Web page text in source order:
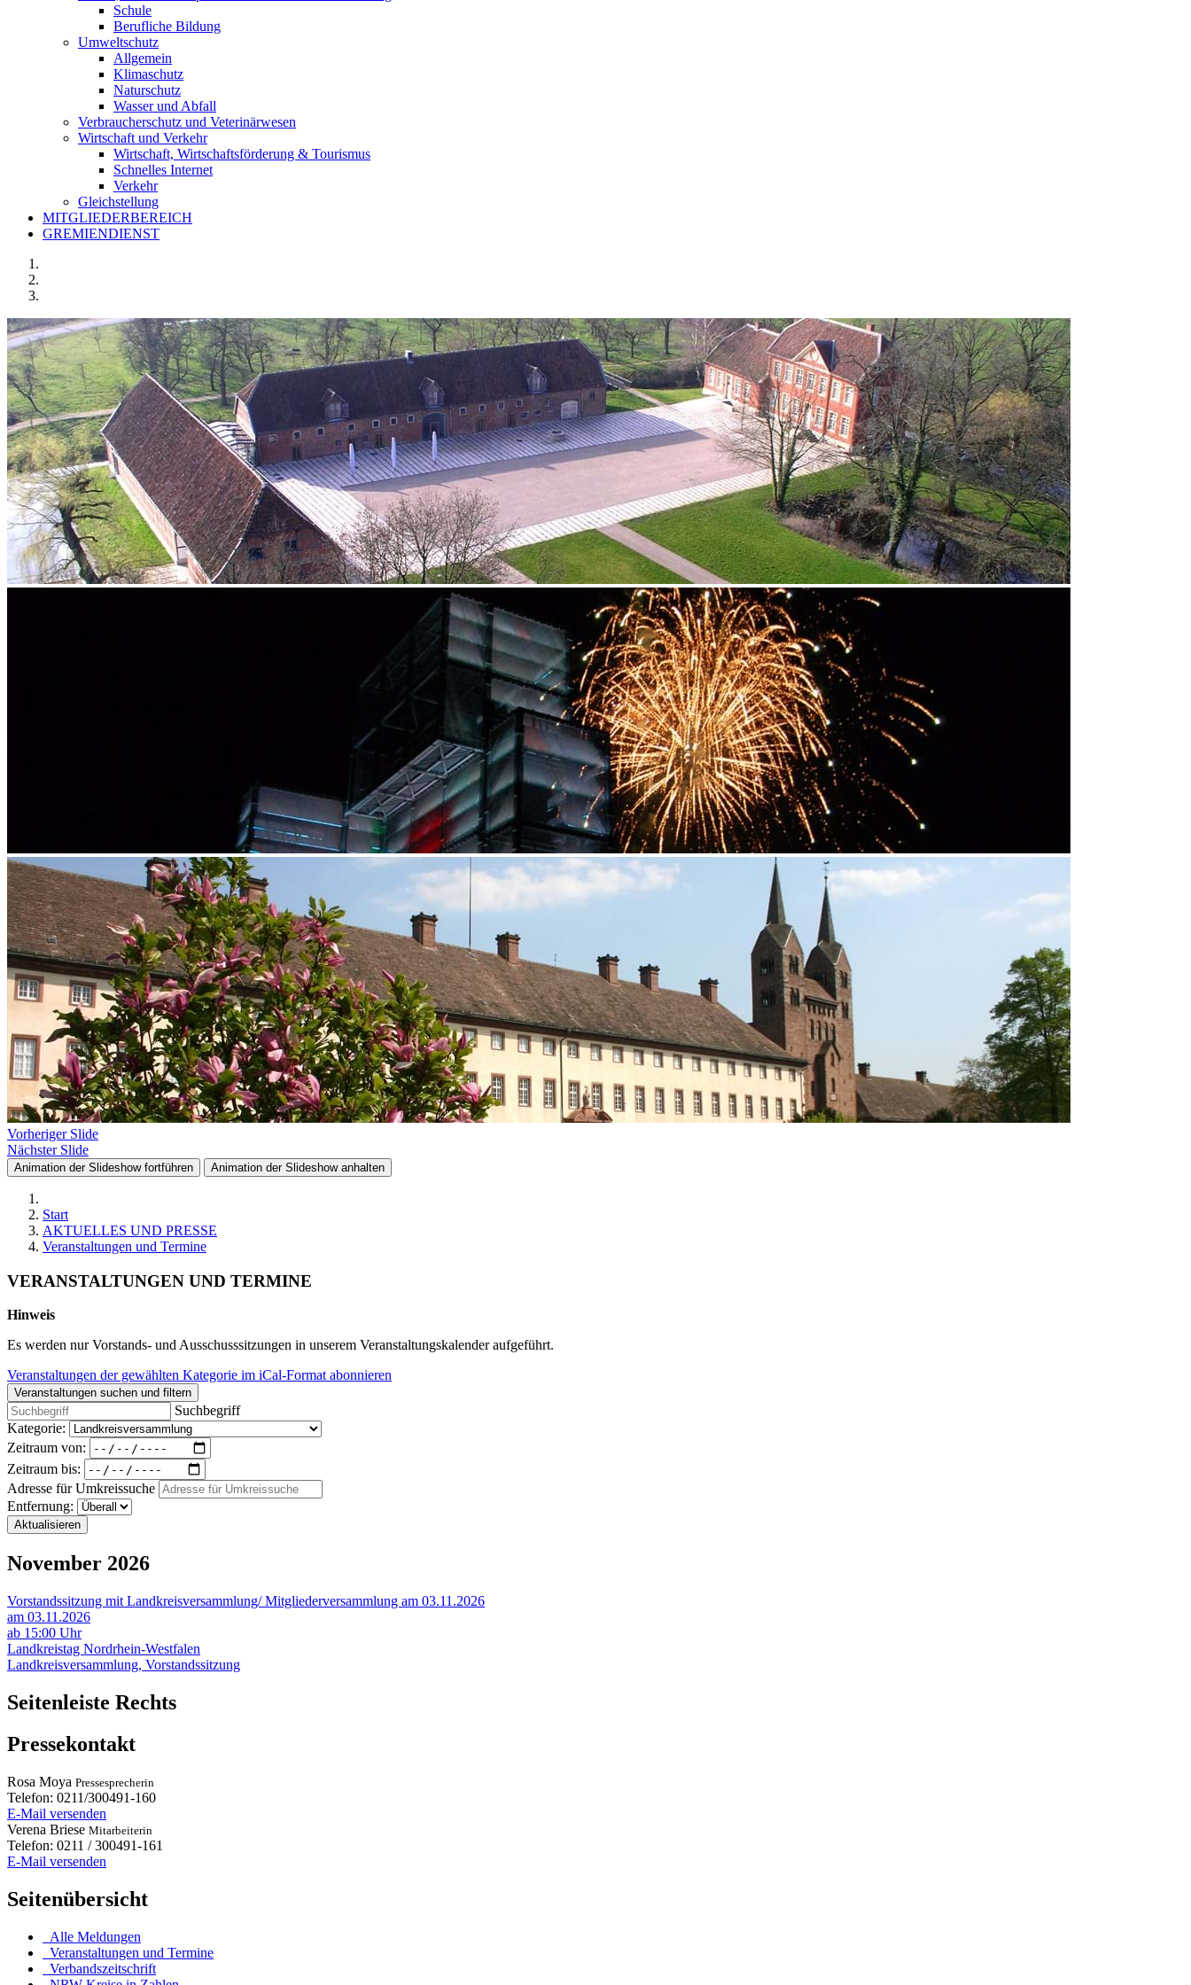
Schule
Berufliche Bildung
Umweltschutz
Allgemein
Klimaschutz
Naturschutz
Wasser und Abfall
Verbraucherschutz und Veterinärwesen
Wirtschaft und Verkehr
Wirtschaft, Wirtschaftsförderung & Tourismus
Schnelles Internet
Verkehr
Gleichstellung
MITGLIEDERBEREICH
GREMIENDIENST
Vorheriger Slide
Nächster Slide
Animation der Slideshow fortführen Animation der Slideshow anhalten
Start
AKTUELLES UND PRESSE
Veranstaltungen und Termine
VERANSTALTUNGEN UND TERMINE
Hinweis
Es werden nur Vorstands- und Ausschusssitzungen in unserem Veranstaltungskalender aufgeführt.
Veranstaltungen der gewählten Kategorie im iCal-Format abonnieren
Veranstaltungen suchen und filtern
Suchbegriff
Kategorie:
Zeitraum von:
Zeitraum bis:
Adresse für Umkreissuche
Entfernung:
Aktualisieren
November 2026
Vorstandssitzung mit Landkreisversammlung/ Mitgliederversammlung am 03.11.2026
am 03.11.2026
ab 15:00 Uhr
Landkreistag Nordrhein-Westfalen
Landkreisversammlung, Vorstandssitzung
Seitenleiste Rechts
Pressekontakt
Rosa Moya Pressesprecherin
Telefon: 0211/300491-160
E-Mail versenden
Verena Briese Mitarbeiterin
Telefon: 0211 / 300491-161
E-Mail versenden
Seitenübersicht
Alle Meldungen
Veranstaltungen und Termine
Verbandszeitschrift